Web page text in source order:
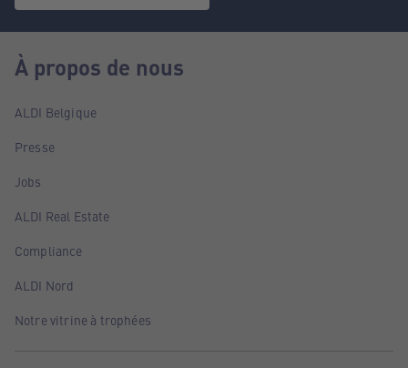
À propos de nous
ALDI Belgique
Presse
Jobs
ALDI Real Estate
Compliance
ALDI Nord
Notre vitrine à trophées